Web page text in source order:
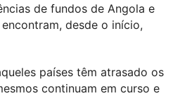
de fundos de Angola e
desde o início,
países têm atrasado os
continuam em curso e